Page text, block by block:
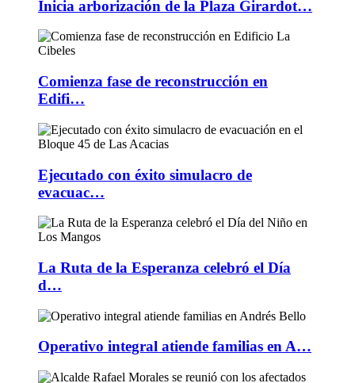
Inicia arborización de la Plaza Girardot…
Comienza fase de reconstrucción en
Edifi…
Ejecutado con éxito simulacro de
evacuac…
La Ruta de la Esperanza celebró el Día
d…
Operativo integral atiende familias en A…